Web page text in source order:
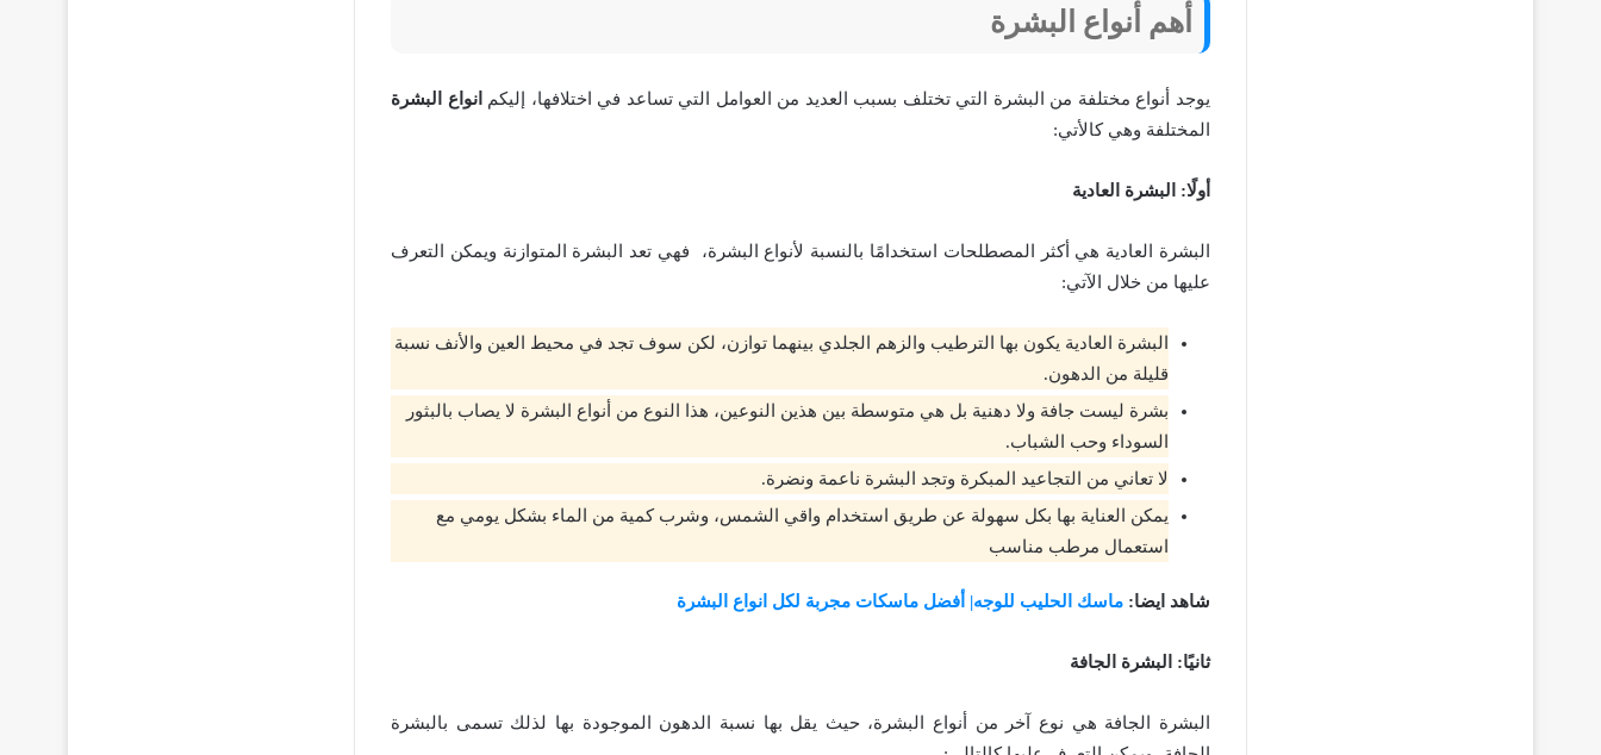
أهم أنواع البشرة
يوجد أنواع مختلفة من البشرة التي تختلف بسبب العديد من العوامل التي تساعد في اختلافها، إليكم
انواع البشرة
المختلفة وهي كالأتي:
أولًا: البشرة العادية
البشرة العادية هي أكثر المصطلحات استخدامًا بالنسبة لأنواع البشرة، فهي تعد البشرة المتوازنة ويمكن التعرف
عليها من خلال الآتي:
البشرة العادية يكون بها الترطيب والزهم الجلدي بينهما توازن، لكن سوف تجد في محيط العين والأنف نسبة
قليلة من الدهون.
بشرة ليست جافة ولا دهنية بل هي متوسطة بين هذين النوعين، هذا النوع من أنواع البشرة لا يصاب بالبثور
السوداء وحب الشباب.
لا تعاني من التجاعيد المبكرة وتجد البشرة ناعمة ونضرة.
يمكن العناية بها بكل سهولة عن طريق استخدام واقي الشمس، وشرب كمية من الماء بشكل يومي مع
استعمال مرطب مناسب
شاهد ايضا: ماسك الحليب للوجه| أفضل ماسكات مجربة لكل انواع البشرة
ثانيًا: البشرة الجافة
البشرة الجافة هي نوع آخر من أنواع البشرة، حيث يقل بها نسبة الدهون الموجودة بها لذلك تسمى بالبشرة